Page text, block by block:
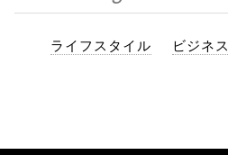
ライフスタイル ビジネス